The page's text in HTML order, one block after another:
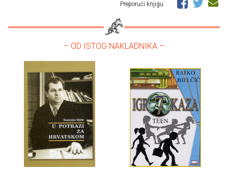
Preporuči knjigu
– OD ISTOG NAKLADNIKA –